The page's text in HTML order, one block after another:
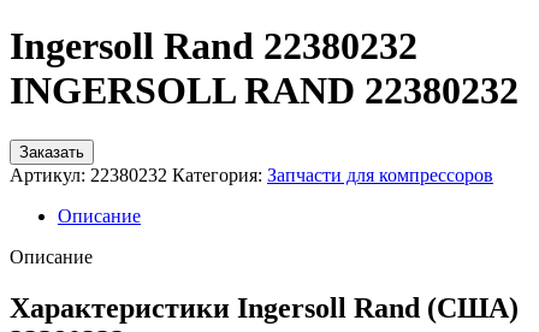
Ingersoll Rand 22380232
INGERSOLL RAND 22380232
Заказать
Артикул: 22380232 Категория: Запчасти для компрессоров
Описание
Описание
Характеристики Ingersoll Rand (США)